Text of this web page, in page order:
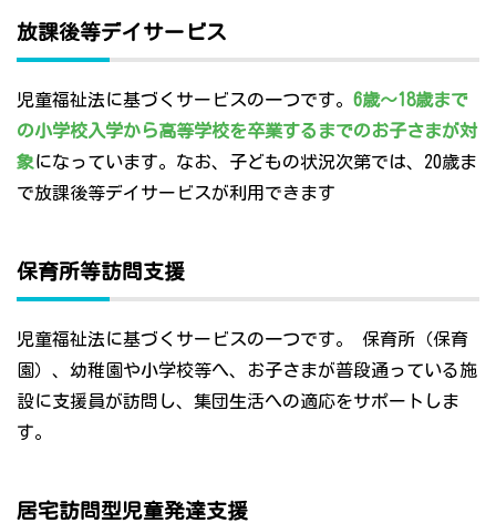
放課後等デイサービス
児童福祉法に基づくサービスの一つです。 6歳～18歳まで
の小学校入学から高等学校を卒業するまでのお子さまが対
象になっています。なお、子どもの状況次第では、20歳ま
で放課後等デイサービスが利用できます
保育所等訪問支援
児童福祉法に基づくサービスの一つです。 保育所（保育
園）、幼稚園や小学校等へ、お子さまが普段通っている施
設に支援員が訪問し、集団生活への適応をサポートしま
す。
居宅訪問型児童発達支援